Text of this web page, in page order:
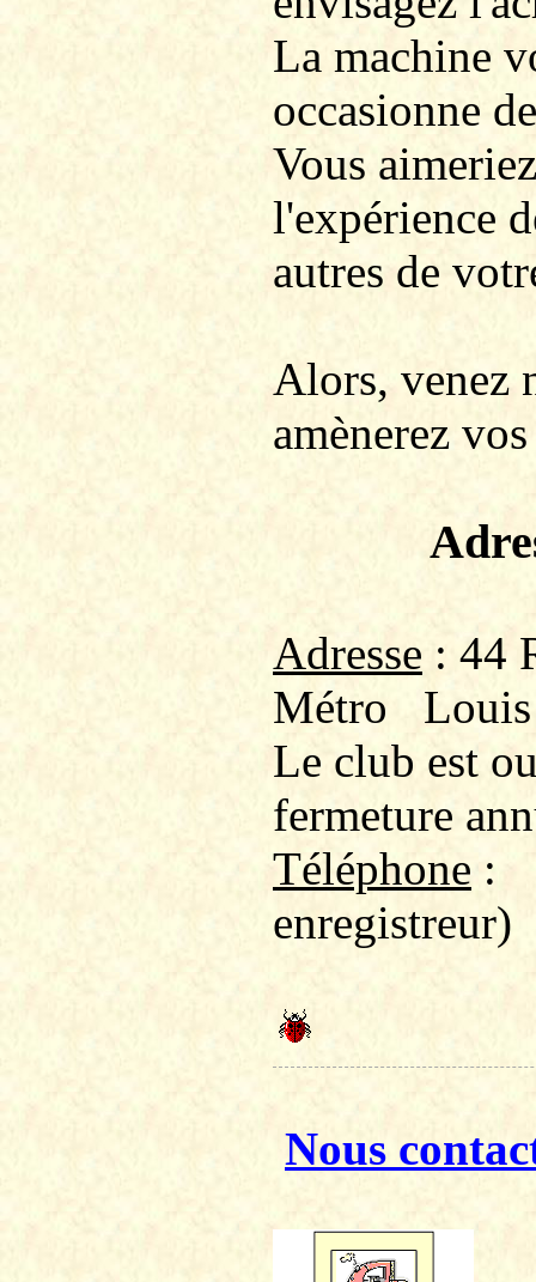
La machine
occasionne
Vous
l'expérience
autres de
Alors, venez
amènerez
Adresse : 44
Métro
Le club est
fermeture
Téléphone :
enregistreur)
Nous